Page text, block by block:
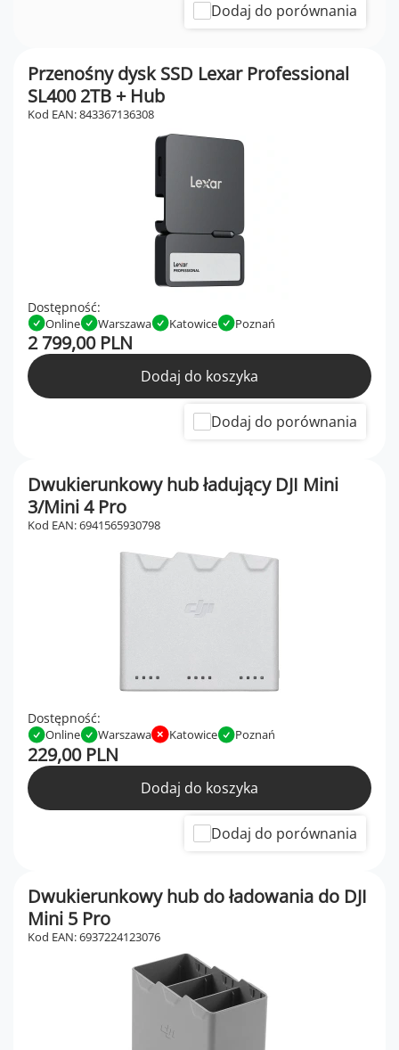
Dodaj do porównania
Przenośny dysk SSD Lexar Professional
SL400 2TB + Hub
Kod EAN: 843367136308
Dostępność:
Online Warszawa Katowice Poznań
2 799,00 PLN
Dodaj do koszyka
Dodaj do porównania
Dwukierunkowy hub ładujący DJI Mini
3/Mini 4 Pro
Kod EAN: 6941565930798
Dostępność:
Online Warszawa Katowice Poznań
229,00 PLN
Dodaj do koszyka
Dodaj do porównania
Dwukierunkowy hub do ładowania do DJI
Mini 5 Pro
Kod EAN: 6937224123076